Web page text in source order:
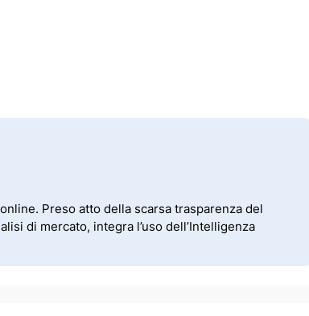
Preso atto della scarsa trasparenza del
di mercato, integra l’uso dell’Intelligenza